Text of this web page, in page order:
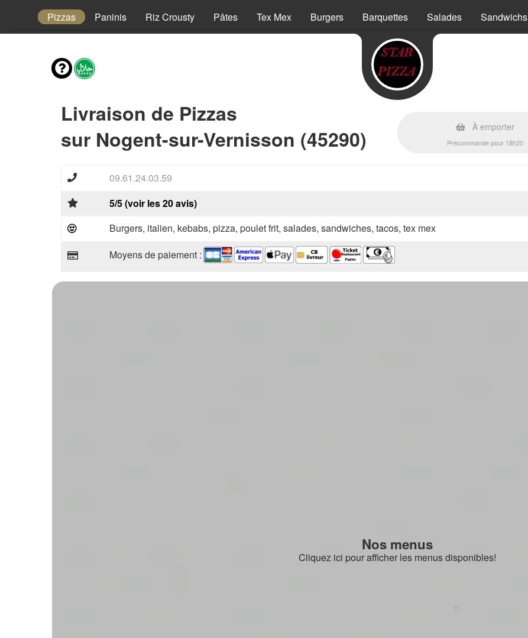
Pizzas Paninis Riz Crousty Pâtes Tex Mex Burgers Barquettes Salades Sandwichs
Livraison de Pizzas
sur Nogent-sur-Vernisson (45290)
À emporter
Précommande pour 18h20
09.61.24.03.59
5/5 (voir les 20 avis)
Burgers, italien, kebabs, pizza, poulet frit, salades, sandwiches, tacos, tex mex
Moyens de paiement :
Nos menus
Cliquez ici pour afficher les menus disponibles!